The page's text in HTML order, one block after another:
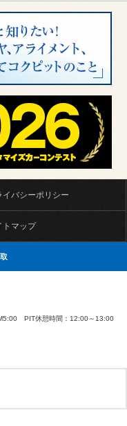
イバシーポリシー
トマップ
PIT休憩時間：12:00～13:00